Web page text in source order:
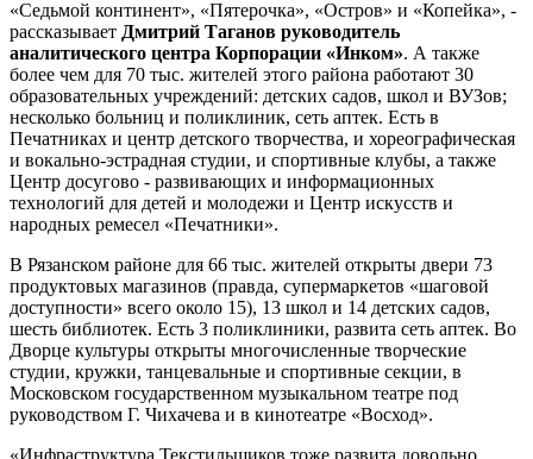
«Седьмой континент», «Пятерочка», «Остров» и «Копейка», -
рассказывает Дмитрий Таганов руководитель
аналитического центра Корпорации «Инком». А также
более чем для 70 тыс. жителей этого района работают 30
образовательных учреждений: детских садов, школ и ВУЗов;
несколько больниц и поликлиник, сеть аптек. Есть в
Печатниках и центр детского творчества, и хореографическая
и вокально-эстрадная студии, и спортивные клубы, а также
Центр досугово - развивающих и информационных
технологий для детей и молодежи и Центр искусств и
народных ремесел «Печатники».
В Рязанском районе для 66 тыс. жителей открыты двери 73
продуктовых магазинов (правда, супермаркетов «шаговой
доступности» всего около 15), 13 школ и 14 детских садов,
шесть библиотек. Есть 3 поликлиники, развита сеть аптек. Во
Дворце культуры открыты многочисленные творческие
студии, кружки, танцевальные и спортивные секции, в
Московском государственном музыкальном театре под
руководством Г. Чихачева и в кинотеатре «Восход».
«Инфраструктура Текстильщиков тоже развита довольно